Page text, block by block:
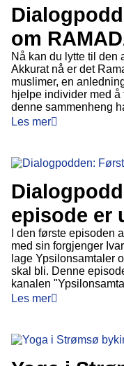
om
Nå kan du lytte til den
Akkurat nå er det
muslimer, en
hjelpe individer med å
denne sammenheng
Les mer
episode er
I den første episoden
med sin forgjenger
lage Ypsilonsamtaler
skal bli. Denne
kanalen
Les mer